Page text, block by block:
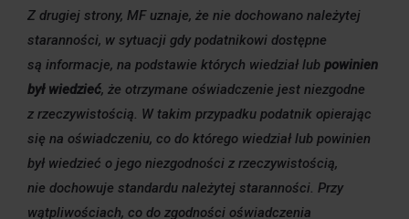
Z drugiej strony, MF uznaje, że nie dochowano należytej
staranności, w sytuacji gdy podatnikowi dostępne
są informacje, na podstawie których wiedział lub powinien
był wiedzieć, że otrzymane oświadczenie jest niezgodne
z rzeczywistością. W takim przypadku podatnik opierając
się na oświadczeniu, co do którego wiedział lub powinien
był wiedzieć o jego niezgodności z rzeczywistością,
nie dochowuje standardu należytej staranności. Przy
wątpliwościach, co do zgodności oświadczenia